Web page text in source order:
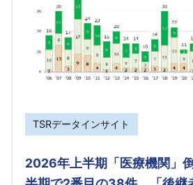
TSRデータインサイト
2026年上半期「医療機関」